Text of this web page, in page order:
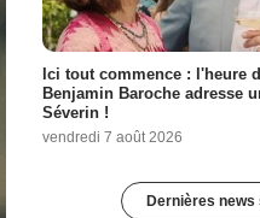
Ici tout commence : l'heure
Benjamin Baroche adresse
Séverin !
vendredi 7 août 2026
Dernières news